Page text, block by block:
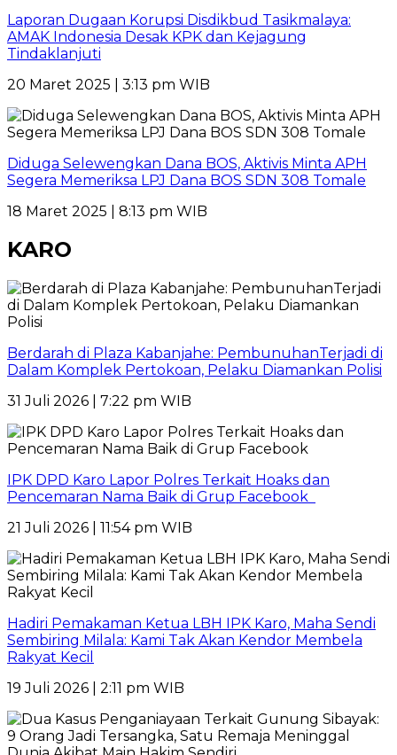
Laporan Dugaan Korupsi Disdikbud Tasikmalaya:
AMAK Indonesia Desak KPK dan Kejagung
Tindaklanjuti
20 Maret 2025 | 3:13 pm WIB
Diduga Selewengkan Dana BOS, Aktivis Minta APH
Segera Memeriksa LPJ Dana BOS SDN 308 Tomale
18 Maret 2025 | 8:13 pm WIB
KARO
Berdarah di Plaza Kabanjahe: PembunuhanTerjadi di
Dalam Komplek Pertokoan, Pelaku Diamankan Polisi
31 Juli 2026 | 7:22 pm WIB
IPK DPD Karo Lapor Polres Terkait Hoaks dan
Pencemaran Nama Baik di Grup Facebook
21 Juli 2026 | 11:54 pm WIB
Hadiri Pemakaman Ketua LBH IPK Karo, Maha Sendi
Sembiring Milala: Kami Tak Akan Kendor Membela
Rakyat Kecil
19 Juli 2026 | 2:11 pm WIB